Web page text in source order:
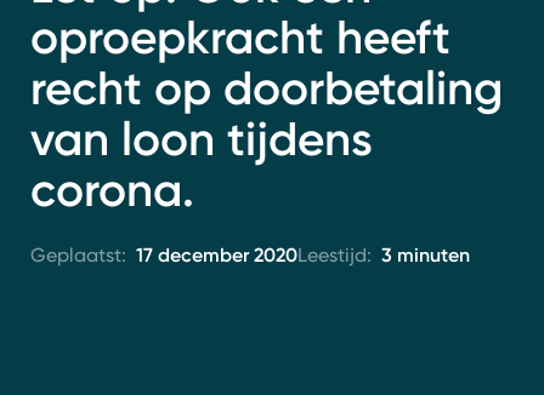
oproepkracht heeft
recht op doorbetaling
van loon tijdens
corona.
Geplaatst: 17 december 2020Leestijd: 3 minuten